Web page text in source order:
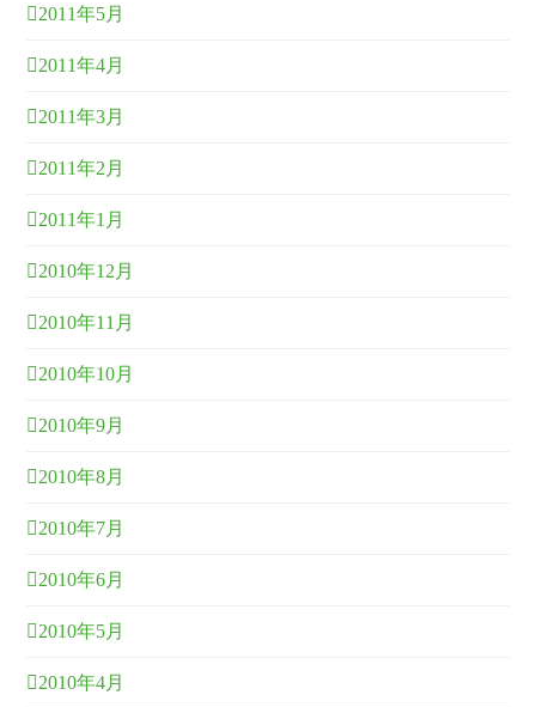
2011年5月
2011年4月
2011年3月
2011年2月
2011年1月
2010年12月
2010年11月
2010年10月
2010年9月
2010年8月
2010年7月
2010年6月
2010年5月
2010年4月